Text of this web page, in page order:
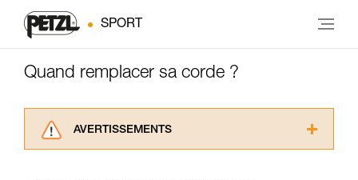
SPORT
Quand remplacer sa corde ?
AVERTISSEMENTS